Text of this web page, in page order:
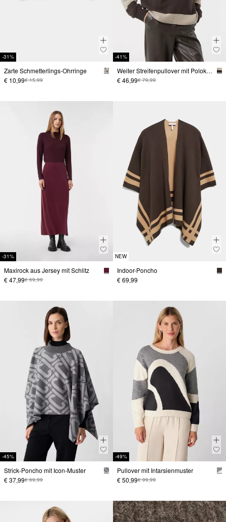
-31%
Zarte Schmetterlings-Ohrringe
€ 10,99€ 15,99
-41%
Weiter Streifenpullover mit Polokragen
€ 46,99€ 79,99
-31%
Maxirock aus Jersey mit Schlitz
€ 47,99€ 69,99
NEW
Indoor-Poncho
€ 69,99
-45%
Strick-Poncho mit Icon-Muster
€ 37,99€ 69,99
-49%
Pullover mit Intarsienmuster
€ 50,99€ 99,99